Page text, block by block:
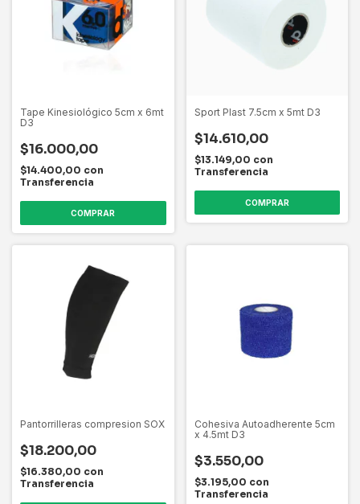
Tape Kinesiológico 5cm x 6mt
D3
$16.000,00
$14.400,00 con
Transferencia
Sport Plast 7.5cm x 5mt D3
$14.610,00
$13.149,00 con
Transferencia
Pantorrilleras compresion SOX
$18.200,00
$16.380,00 con
Transferencia
Cohesiva Autoadherente 5cm
x 4.5mt D3
$3.550,00
$3.195,00 con
Transferencia